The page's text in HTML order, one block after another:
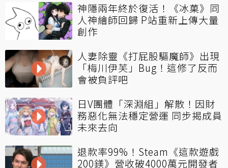
神隱兩年終於復活！《冰菓》同
人神繪師回歸 P站重新上傳大量
創作
人妻除靈《打屁股驅魔師》出現
「梅川伊芙」Bug！這修了反而
會被負評吧
日V團體「深淵組」解散！因財
務惡化無法穩定營運 同步揭成員
未來去向
退款率99%！Steam《這款遊戲
200鎂》營收破4000萬元開發者